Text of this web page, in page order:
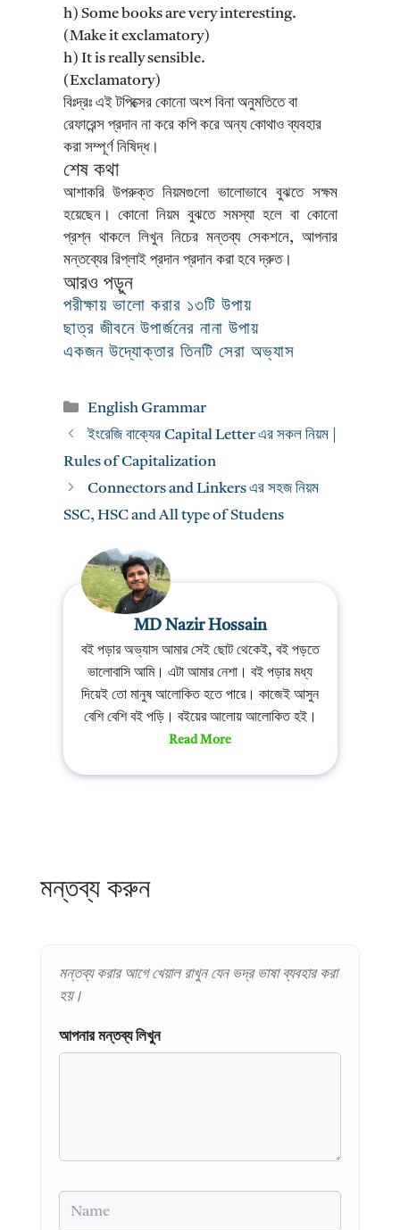
h) Some books are very interesting.
(Make it exclamatory)
h) It is really sensible.
(Exclamatory)
বিঃদ্রঃ এই টপিক্সের কোনো অংশ বিনা অনুমতিতে বা
রেফারেন্স প্রদান না করে কপি করে অন্য কোথাও ব্যবহার
করা সম্পূর্ণ নিষিদ্ধ।
শেষ কথা
আশাকরি উপরুক্ত নিয়মগুলো ভালোভাবে বুঝতে সক্ষম
হয়েছেন। কোনো নিয়ম বুঝতে সমস্যা হলে বা কোনো
প্রশ্ন থাকলে লিখুন নিচের মন্তব্য সেকশনে, আপনার
মন্তব্যের রিপ্লাই প্রদান প্রদান করা হবে দ্রুত।
আরও পড়ুন
পরীক্ষায় ভালো করার ১৩টি উপায়
ছাত্র জীবনে উপার্জনের নানা উপায়
একজন উদ্যোক্তার তিনটি সেরা অভ্যাস
Categories
English Grammar
ইংরেজি বাক্যের Capital Letter এর সকল নিয়ম |
Rules of Capitalization
Connectors and Linkers এর সহজ নিয়ম
SSC, HSC and All type of Studens
MD Nazir Hossain
বই পড়ার অভ্যাস আমার সেই ছোট থেকেই, বই পড়তে
ভালোবাসি আমি। এটা আমার নেশা। বই পড়ার মধ্য
দিয়েই তো মানুষ আলোকিত হতে পারে। কাজেই আসুন
বেশি বেশি বই পড়ি। বইয়ের আলোয় আলোকিত হই।
Read More
মন্তব্য করুন
মন্তব্য করার আগে খেয়াল রাখুন যেন ভদ্র ভাষা ব্যবহার করা
হয়।
আপনার মন্তব্য লিখুন